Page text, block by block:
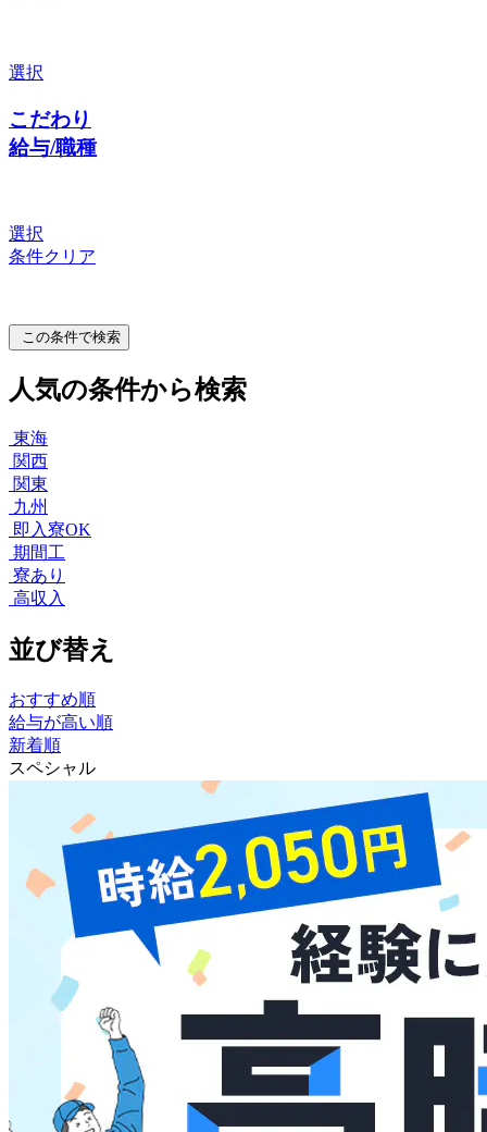
選択
こだわり
給与/職種
選択
条件クリア
この条件で検索
人気の条件から検索
東海
関西
関東
九州
即入寮OK
期間工
寮あり
高収入
並び替え
おすすめ順
給与が高い順
新着順
スペシャル